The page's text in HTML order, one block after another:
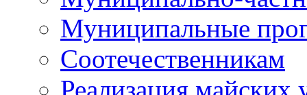
Муниципальные
Соотечественникам